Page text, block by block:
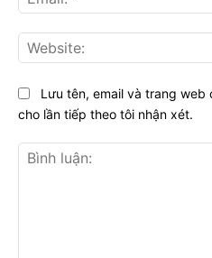
Lưu tên, email và trang
cho lần tiếp theo tôi nhận xét.